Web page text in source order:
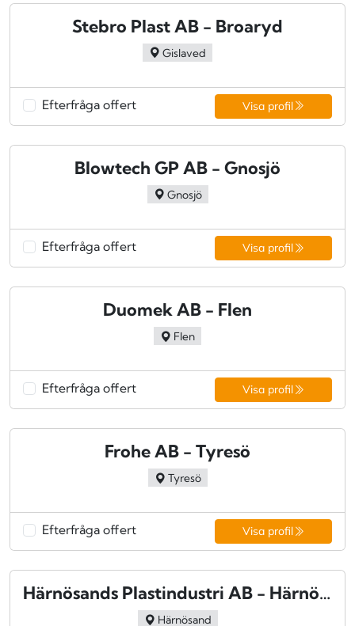
Stebro Plast AB - Broaryd
Gislaved
Efterfråga offert Visa profil
Blowtech GP AB - Gnosjö
Gnosjö
Efterfråga offert Visa profil
Duomek AB - Flen
Flen
Efterfråga offert Visa profil
Frohe AB - Tyresö
Tyresö
Efterfråga offert Visa profil
Härnösands Plastindustri AB - Härnösand
Härnösand